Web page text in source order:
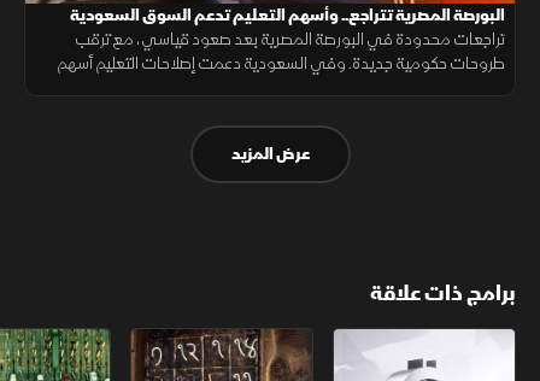
البورصة المصرية تتراجع.. وأسهم التعليم تدعم السوق السعودية
تراجعات محدودة في البورصة المصرية بعد صعود قياسي، مع ترقب
طروحات حكومية جديدة. وفي السعودية دعمت إصلاحات التعليم أسهم
عرض المزيد
برامج ذات علاقة
الأسواق الأميركية ملحمة الأرقام سلاسل